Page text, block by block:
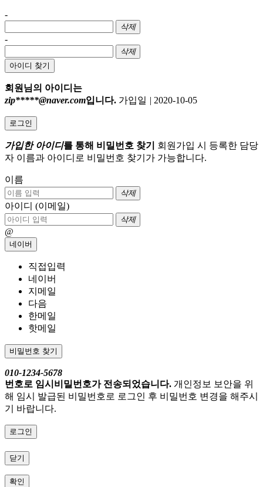
-
삭제
-
삭제
아이디 찾기
회원님의 아이디는
zip*****@naver.com입니다. 가입일 | 2020-10-05
로그인
가입한 아이디를 통해 비밀번호 찾기
회원가입 시 등록한 담당
자 이름과 아이디로 비밀번호 찾기가 가능합니다.
이름
삭제
아이디 (이메일)
삭제
@
네이버
직접입력
네이버
지메일
다음
한메일
핫메일
비밀번호 찾기
010-1234-5678
번호로 임시비밀번호가 전송되었습니다. 개인정보 보안을 위
해 임시 발급된 비밀번호로 로그인 후 비밀번호 변경을 해주시
기 바랍니다.
로그인
닫기
확인